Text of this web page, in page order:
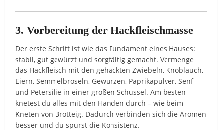
3. Vorbereitung der Hackfleischmasse
Der erste Schritt ist wie das Fundament eines Hauses:
stabil, gut gewürzt und sorgfältig gemacht. Vermenge
das Hackfleisch mit den gehackten Zwiebeln, Knoblauch,
Eiern, Semmelbröseln, Gewürzen, Paprikapulver, Senf
und Petersilie in einer großen Schüssel. Am besten
knetest du alles mit den Händen durch – wie beim
Kneten von Brotteig. Dadurch verbinden sich die Aromen
besser und du spürst die Konsistenz.